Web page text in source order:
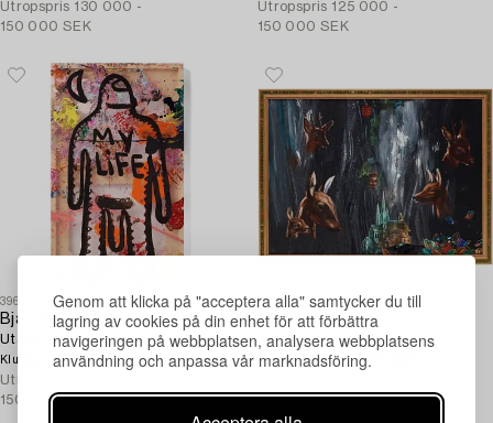
Genom att klicka på "acceptera alla" samtycker du till
lagring av cookies på din enhet för att förbättra
navigeringen på webbplatsen, analysera webbplatsens
användning och anpassa vår marknadsföring.
Utropspris 130 000 -
150 000 SEK
Utropspris 125 000 -
150 000 SEK
396
Bjarne Melgaard
Utan titel.
Klubbat prisÅterrop
Utropspris
150 000 SEK
353
Ernst Billgren
"Släktens historia".
Klubbat pris105 000 SEK
150 000 SEK